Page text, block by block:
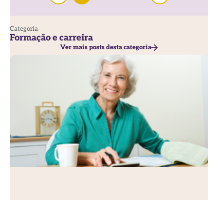
Categoria
Formação e carreira
Ver mais posts desta categoria